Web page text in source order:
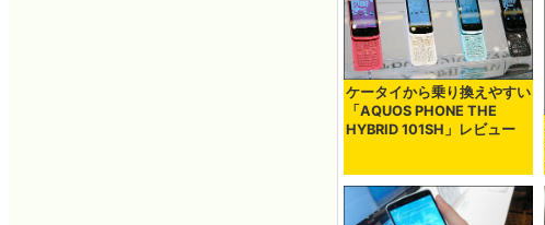
ケータイから乗り換えやすい
「AQUOS PHONE THE
HYBRID 101SH」レビュー